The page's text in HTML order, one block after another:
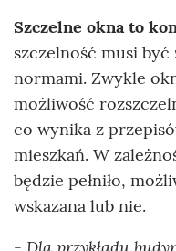
Szczelne okna to
szczelność musi
normami. Zwykle
możliwość
co wynika z
mieszkań. W
będzie pełniło,
wskazana lub nie.